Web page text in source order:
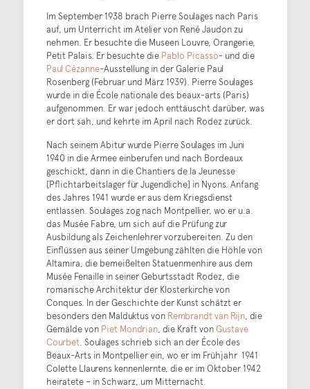
Im September 1938 brach Pierre Soulages nach Paris
auf, um Unterricht im Atelier von René Jaudon zu
nehmen. Er besuchte die Museen Louvre, Orangerie,
Petit Palais. Er besuchte die Pablo Picasso- und die
Paul Cézanne-Ausstellung in der Galerie Paul
Rosenberg (Februar und März 1939). Pierre Soulages
wurde in die École nationale des beaux-arts (Paris)
aufgenommen. Er war jedoch enttäuscht darüber, was
er dort sah, und kehrte im April nach Rodez zurück.
Nach seinem Abitur wurde Pierre Soulages im Juni
1940 in die Armee einberufen und nach Bordeaux
geschickt, dann in die Chantiers de la Jeunesse
[Pflichtarbeitslager für Jugendliche] in Nyons. Anfang
des Jahres 1941 wurde er aus dem Kriegsdienst
entlassen. Soulages zog nach Montpellier, wo er u.a.
das Musée Fabre, um sich auf die Prüfung zur
Ausbildung als Zeichenlehrer vorzubereiten. Zu den
Einflüssen aus seiner Umgebung zählten die Höhle von
Altamira, die bemeißelten Statuenmenhire aus dem
Musée Fenaille in seiner Geburtsstadt Rodez, die
romanische Architektur der Klosterkirche von
Conques. In der Geschichte der Kunst schätzt er
besonders den Malduktus von Rembrandt van Rijn, die
Gemälde von Piet Mondrian, die Kraft vonGustave
Courbet. Soulages schrieb sich an der École des
Beaux-Arts in Montpellier ein, wo er im Frühjahr 1941
Colette Llaurens kennenlernte, die er im Oktober 1942
heiratete – in Schwarz, um Mitternacht.